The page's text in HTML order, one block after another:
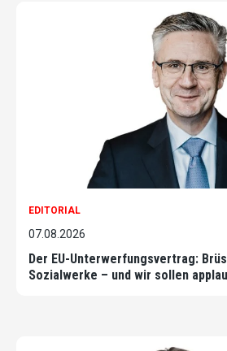
EDITORIAL
07.08.2026
Der EU-Unterwerfungsvertrag:
Sozialwerke – und wir sollen